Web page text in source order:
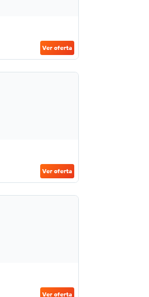
Ver oferta
Ver oferta
Ver oferta